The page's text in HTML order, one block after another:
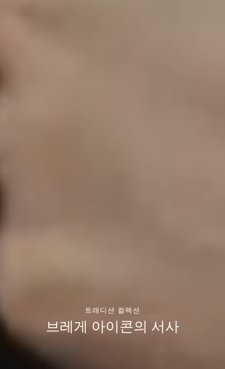
트래디션 컬렉션
브레게 아이콘의 서사